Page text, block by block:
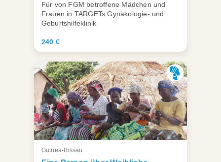
Für von FGM betroffene Mädchen und
Frauen in TARGETs Gynäkologie- und
Geburtshilfeklinik
240 €
Guinea-Bissau